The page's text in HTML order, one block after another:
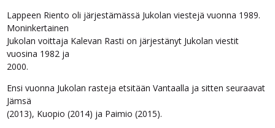
Lappeen Riento oli järjestämässä Jukolan viestejä vuonna 1989.
Moninkertainen
Jukolan voittaja Kalevan Rasti on järjestänyt Jukolan viestit
vuosina 1982 ja
2000.
Ensi vuonna Jukolan rasteja etsitään Vantaalla ja sitten seuraavat
Jämsä
(2013), Kuopio (2014) ja Paimio (2015).